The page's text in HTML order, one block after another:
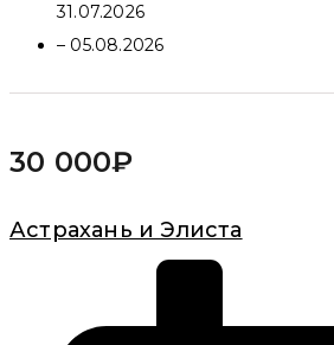
31.07.2026
– 05.08.2026
30 000₽
Астрахань и Элиста